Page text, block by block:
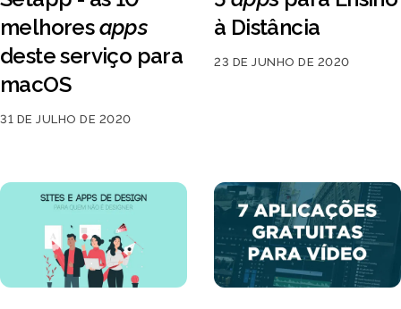
melhoresapps
deste serviço para
macOS
31 DE JULHO DE 2020
à Distância
23 DE JUNHO DE 2020